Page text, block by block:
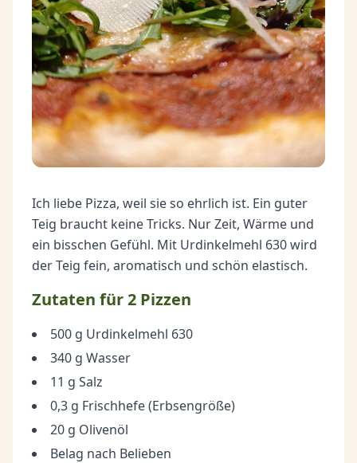
Ich liebe Pizza, weil sie so ehrlich ist. Ein guter
Teig braucht keine Tricks. Nur Zeit, Wärme und
ein bisschen Gefühl. Mit Urdinkelmehl 630 wird
der Teig fein, aromatisch und schön elastisch.
Zutaten für 2 Pizzen
500 g Urdinkelmehl 630
340 g Wasser
11 g Salz
0,3 g Frischhefe (Erbsengröße)
20 g Olivenöl
Belag nach Belieben